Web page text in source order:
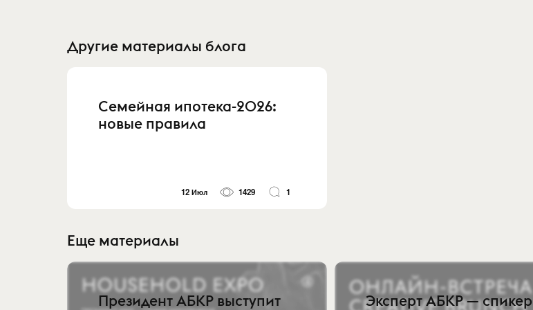
Другие материалы блога
Семейная ипотека-2026:
новые правила
12 Июл 1429 1
Еще материалы
Президент АБКР выступит
Эксперт АБКР — спикер